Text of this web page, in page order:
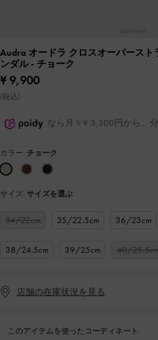
Audra オードラ クロスオーバース
ンダル- チョーク
¥ 9,900
(税込)
なら月々¥ 3,300円から。
カラー: チョーク
サイズ: サイズを選ぶ
34/22cm 35/22.5cm 36/23cm
38/24.5cm 39/25cm 40/
店舗の在庫状況を見る
このアイテムを使ったコーディネート: